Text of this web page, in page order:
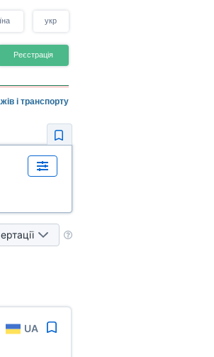
укр
Реєстрація
і транспорту
UA